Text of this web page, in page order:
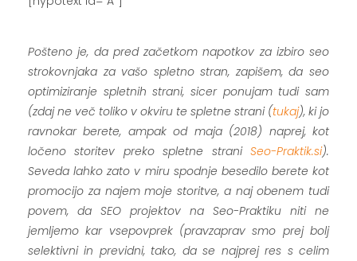
Pošteno je, da pred začetkom napotkov za izbiro seo
strokovnjaka za vašo spletno stran, zapišem, da seo
optimiziranje spletnih strani, sicer ponujam tudi sam
(zdaj ne več toliko v okviru te spletne strani (tukaj), ki jo
ravnokar berete, ampak od maja (2018) naprej, kot
ločeno storitev preko spletne strani Seo-Praktik.si).
Seveda lahko zato v miru spodnje besedilo berete kot
promocijo za najem moje storitve, a naj obenem tudi
povem, da SEO projektov na Seo-Praktiku niti ne
jemljemo kar vsepovprek (pravzaprav smo prej bolj
selektivni in previdni, tako, da se najprej res s celim